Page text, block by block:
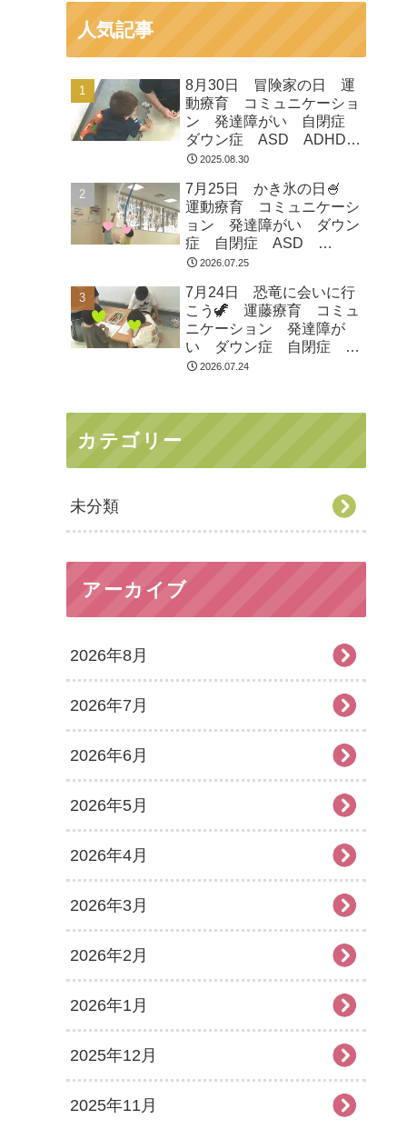
人気記事
8月30日 冒険家の日 運
動療育 コミュニケーショ
ン 発達障がい 自閉症
ダウン症 ASD ADHD
放課後等デイサービス 児
ばみらい市 坂東市 守谷
市
2025.08.30
7月25日 かき氷の日🍧
運動療育 コミュニケーシ
ョン 発達障がい ダウン
症 自閉症 ASD
ADHD 児童発達支援 放
市 つくばみらい市 坂東
市 守谷市
2026.07.25
7月24日 恐竜に会いに行
こう🦖 運藤療育 コミュ
ニケーション 発達障が
い ダウン症 自閉症
ASD ADHD 児童発達支
2026.07.24
カテゴリー
未分類
アーカイブ
2026年8月
2026年7月
2026年6月
2026年5月
2026年4月
2026年3月
2026年2月
2026年1月
2025年12月
2025年11月